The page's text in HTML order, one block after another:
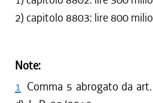
2) capitolo 8803: lire 800
Note:
1 Comma 5 abrogato da